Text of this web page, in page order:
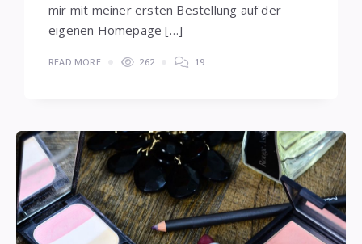
mir mit meiner ersten Bestellung auf der
eigenen Homepage […]
READ MORE 262 19